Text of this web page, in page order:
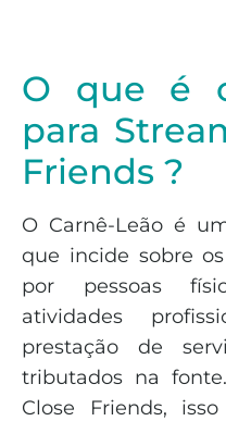
O que é
para
Friends ?
O Carnê-Leão é
que incide sobre
por pessoas
atividades
prestação de
tributados na
Close Friends,